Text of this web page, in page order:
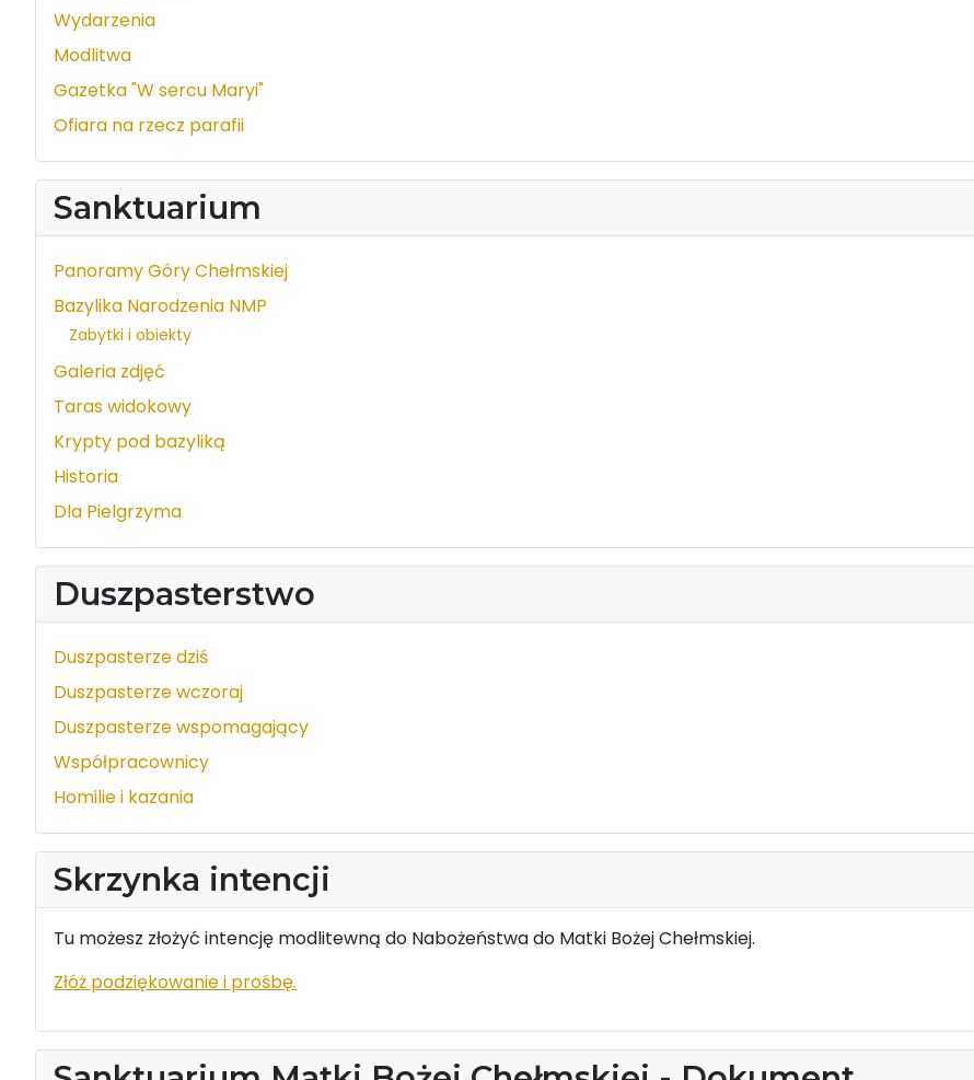
Wydarzenia
Modlitwa
Gazetka "W sercu Maryi"
Ofiara na rzecz parafii
Sanktuarium
Panoramy Góry Chełmskiej
Bazylika Narodzenia NMP
Zabytki i obiekty
Galeria zdjęć
Taras widokowy
Krypty pod bazyliką
Historia
Dla Pielgrzyma
Duszpasterstwo
Duszpasterze dziś
Duszpasterze wczoraj
Duszpasterze wspomagający
Współpracownicy
Homilie i kazania
Skrzynka intencji
Tu możesz złożyć intencję modlitewną do Nabożeństwa do Matki Bożej Chełmskiej.
Złóż podziękowanie i prośbę.